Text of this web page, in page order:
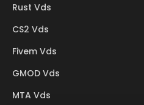
Rust Vds
CS2 Vds
Fivem Vds
GMOD Vds
MTA Vds